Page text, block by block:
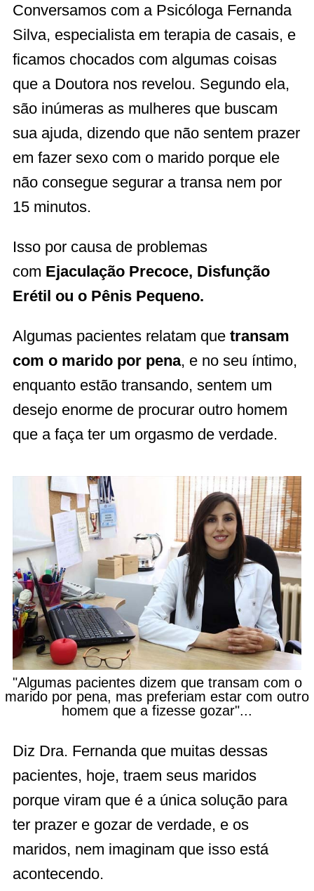
Conversamos com a Psicóloga Fernanda
Silva, especialista em terapia de casais, e
ficamos chocados com algumas coisas
que a Doutora nos revelou. Segundo ela,
são inúmeras as mulheres que buscam
sua ajuda, dizendo que não sentem prazer
em fazer sexo com o marido porque ele
não consegue segurar a transa nem por
15 minutos.
Isso por causa de problemas
com Ejaculação Precoce, Disfunção
Erétil ou o Pênis Pequeno.
Algumas pacientes relatam que transam
com o marido por pena, e no seu íntimo,
enquanto estão transando, sentem um
desejo enorme de procurar outro homem
que a faça ter um orgasmo de verdade.
"Algumas pacientes dizem que transam com o
marido por pena, mas preferiam estar com outro
homem que a fizesse gozar"...
Diz Dra. Fernanda que muitas dessas
pacientes, hoje, traem seus maridos
porque viram que é a única solução para
ter prazer e gozar de verdade, e os
maridos, nem imaginam que isso está
acontecendo.